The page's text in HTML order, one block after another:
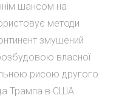
шансом на
методи
змушений
власної
рисою другого
Трампа в США